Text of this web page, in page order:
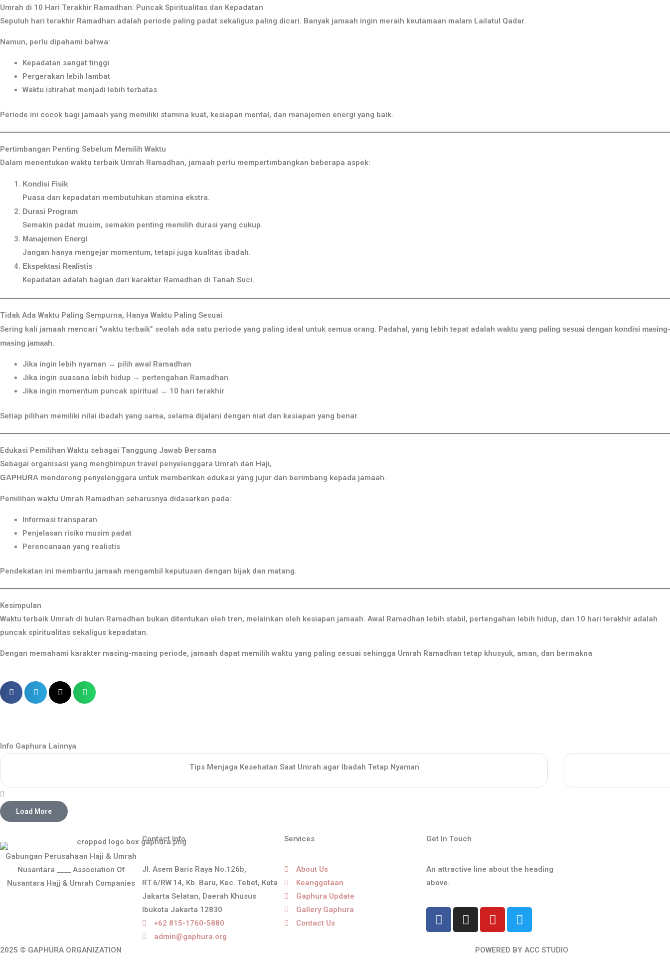
Umrah di 10 Hari Terakhir Ramadhan: Puncak Spiritualitas dan Kepadatan
Sepuluh hari terakhir Ramadhan adalah periode paling padat sekaligus paling dicari. Banyak jamaah ingin meraih keutamaan malam Lailatul Qadar.
Namun, perlu dipahami bahwa:
Kepadatan sangat tinggi
Pergerakan lebih lambat
Waktu istirahat menjadi lebih terbatas
Periode ini cocok bagi jamaah yang memiliki stamina kuat, kesiapan mental, dan manajemen energi yang baik.
Pertimbangan Penting Sebelum Memilih Waktu
Dalam menentukan waktu terbaik Umrah Ramadhan, jamaah perlu mempertimbangkan beberapa aspek:
Kondisi Fisik
Puasa dan kepadatan membutuhkan stamina ekstra.
Durasi Program
Semakin padat musim, semakin penting memilih durasi yang cukup.
Manajemen Energi
Jangan hanya mengejar momentum, tetapi juga kualitas ibadah.
Ekspektasi Realistis
Kepadatan adalah bagian dari karakter Ramadhan di Tanah Suci.
Tidak Ada Waktu Paling Sempurna, Hanya Waktu Paling Sesuai
Sering kali jamaah mencari “waktu terbaik” seolah ada satu periode yang paling ideal untuk semua orang. Padahal, yang lebih tepat adalah waktu yang paling sesuai dengan kondisi masing-
masing jamaah.
Jika ingin lebih nyaman → pilih awal Ramadhan
Jika ingin suasana lebih hidup → pertengahan Ramadhan
Jika ingin momentum puncak spiritual → 10 hari terakhir
Setiap pilihan memiliki nilai ibadah yang sama, selama dijalani dengan niat dan kesiapan yang benar.
Edukasi Pemilihan Waktu sebagai Tanggung Jawab Bersama
Sebagai organisasi yang menghimpun travel penyelenggara Umrah dan Haji,
GAPHURA mendorong penyelenggara untuk memberikan edukasi yang jujur dan berimbang kepada jamaah.
Pemilihan waktu Umrah Ramadhan seharusnya didasarkan pada:
Informasi transparan
Penjelasan risiko musim padat
Perencanaan yang realistis
Pendekatan ini membantu jamaah mengambil keputusan dengan bijak dan matang.
Kesimpulan
Waktu terbaik Umrah di bulan Ramadhan bukan ditentukan oleh tren, melainkan oleh kesiapan jamaah. Awal Ramadhan lebih stabil, pertengahan lebih hidup, dan 10 hari terakhir adalah
puncak spiritualitas sekaligus kepadatan.
Dengan memahami karakter masing-masing periode, jamaah dapat memilih waktu yang paling sesuai sehingga Umrah Ramadhan tetap khusyuk, aman, dan bermakna
Info Gaphura Lainnya
Tips Menjaga Kesehatan Saat Umrah agar Ibadah Tetap Nyaman
Load More
Gabungan Perusahaan Haji & Umrah
Nusantara ____ Association Of
Nusantara Hajj & Umrah Companies
Contact Info
Jl. Asem Baris Raya No.126b,
RT.6/RW.14, Kb. Baru, Kec. Tebet, Kota
Jakarta Selatan, Daerah Khusus
Ibukota Jakarta 12830
+62 815-1760-5880
admin@gaphura.org
Services
About Us
Keanggotaan
Gaphura Update
Gallery Gaphura
Contact Us
Get In Touch
An attractive line about the heading
above.
F
a
I
n
Y
o
t
T
w
t
2025 © GAPHURA ORGANIZATION POWERED BY ACC STUDIO